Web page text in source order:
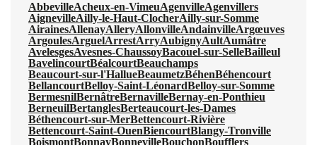
AbbevilleAcheux-en-VimeuAgenvilleAgenvillers
AignevilleAilly-le-Haut-ClocherAilly-sur-Somme
AirainesAllenayAlleryAllonvilleAndainvilleArgœuves
ArgoulesArguelArrestArryAubignyAultAumâtre
AvelesgesAvesnes-ChaussoyBacouel-sur-SelleBailleul
BavelincourtBéalcourtBeauchamps
Beaucourt-sur-l'HallueBeaumetzBéhenBéhencourt
BellancourtBelloy-Saint-LéonardBelloy-sur-Somme
BermesnilBernâtreBernavilleBernay-en-Ponthieu
BerneuilBertanglesBerteaucourt-les-Dames
Béthencourt-sur-MerBettencourt-Rivière
Bettencourt-Saint-OuenBiencourtBlangy-Tronville
BoismontBonnayBonnevilleBouchonBoufflers